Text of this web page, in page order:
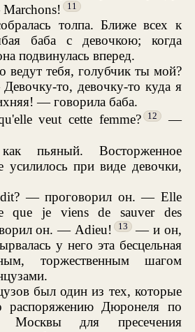
11
толпа. Ближе всех к
баба с девочкою; когда
подвинулась вперед.
тебя, голубчик ты мой?
то, девочку-то куда я
— говорила баба.
veut cette femme?
12
—
пьяный. Восторженное
усилилось при виде девочки,
— проговорил он. — Elle
que je viens de sauver des
он. — Adieu!
13 — и он,
у него эта бесцельная
торжественным шагом
был один из тех, которые
распоряжению Дюронеля по
Москвы для пресечения